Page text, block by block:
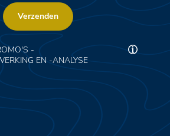
Verzenden
-
EN -ANALYSE